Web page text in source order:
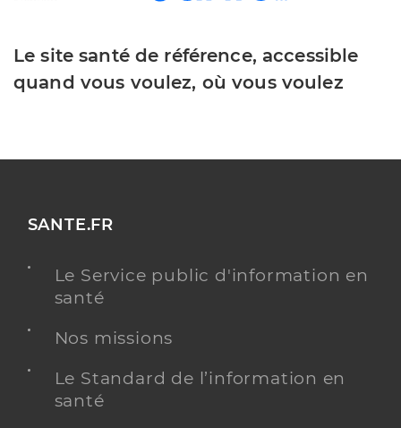
Le site santé de référence, accessible
quand vous voulez, où vous voulez
SANTE.FR
Le Service public d'information en
santé
Nos missions
Le Standard de l’information en
santé